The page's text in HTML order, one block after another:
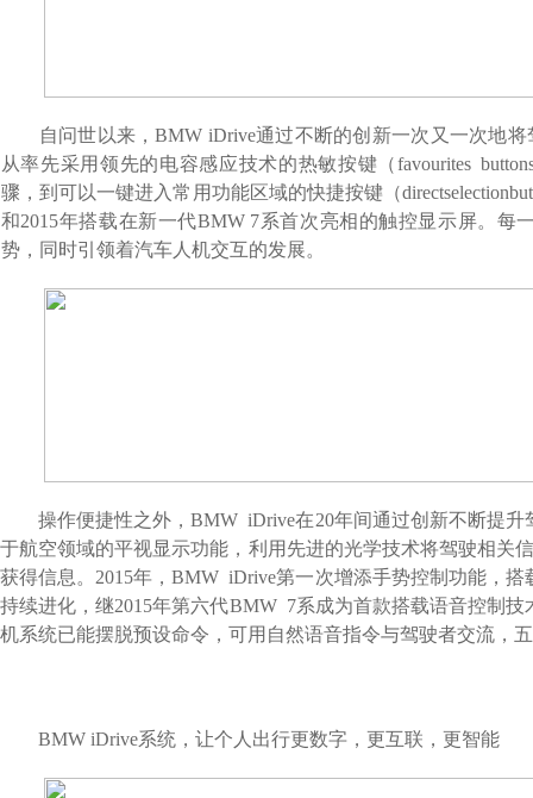
自问世以来 ，BMW iDrive通过不断的创新一次又一次地
从率先采用领先的电容感应技术的热敏按键 （favourites
骤 ， 到可以一键进入常用功能区域的快捷按键 （
和2015年搭载在新一代BMW 7系首次亮相的触控显示屏。 每
势，同时引领着汽车人机交互的发展。
操作便捷性之外，BMW iDrive在20年间通过创新不断提升
于航空领域的平视显示功能 ，利用先进的光学技术将驾驶相关
获得信息。 2015年，BMW iDrive第一次增添手势控制功能， 搭
持续进化，继2015年第六代BMW 7系成为首款搭载语音控制技
机系统已能摆脱预设命令，可用自然语音指令与驾驶者交流，
BMW iDrive系统，让个人出行更数字，更互联，更智能